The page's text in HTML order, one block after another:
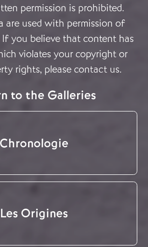
permission is prohibited.
are used with permission of
you believe that content has
violates your copyright or
rights, please contact us.
to the Galleries
Chronologie
Les Origines